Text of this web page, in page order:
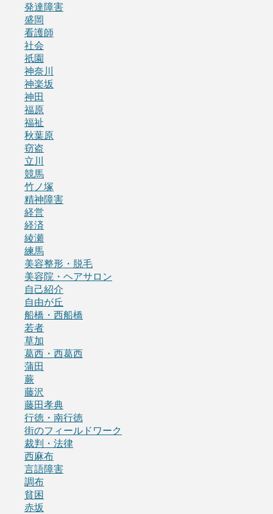
発達障害
盛岡
看護師
社会
祇園
神奈川
神楽坂
神田
福原
福祉
秋葉原
窃盗
立川
競馬
竹ノ塚
精神障害
経営
経済
綾瀬
練馬
美容整形・脱毛
美容院・ヘアサロン
自己紹介
自由が丘
船橋・西船橋
若者
草加
葛西・西葛西
蒲田
蕨
藤沢
藤田孝典
行徳・南行徳
街のフィールドワーク
裁判・法律
西麻布
言語障害
調布
貧困
赤坂